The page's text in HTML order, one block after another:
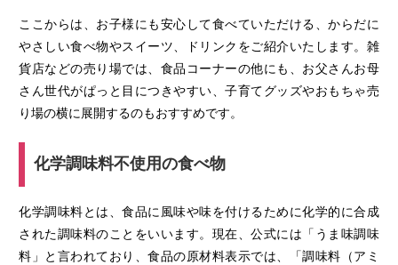
ここからは、お子様にも安心して食べていただける、からだに
やさしい食べ物やスイーツ、ドリンクをご紹介いたします。雑
貨店などの売り場では、食品コーナーの他にも、お父さんお母
さん世代がぱっと目につきやすい、子育てグッズやおもちゃ売
り場の横に展開するのもおすすめです。
化学調味料不使用の食べ物
化学調味料とは、食品に風味や味を付けるために化学的に合成
された調味料のことをいいます。現在、公式には「うま味調味
料」と言われており、食品の原材料表示では、「調味料（アミ